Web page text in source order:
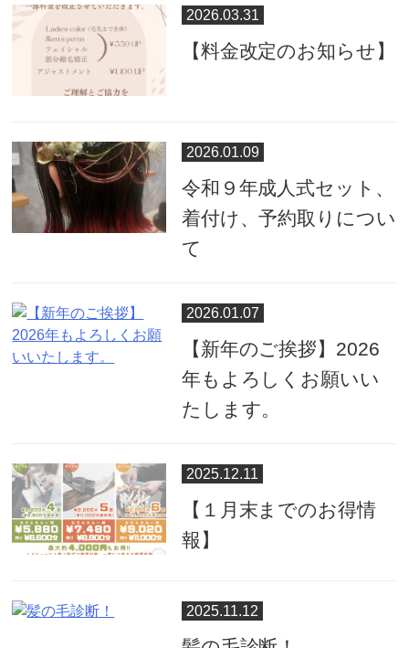
2026.03.31
【料金改定のお知らせ】
2026.01.09
令和９年成人式セット、
着付け、予約取りについ
て
2026.01.07
【新年のご挨拶】2026
年もよろしくお願いい
たします。
2025.12.11
【１月末までのお得情
報】
2025.11.12